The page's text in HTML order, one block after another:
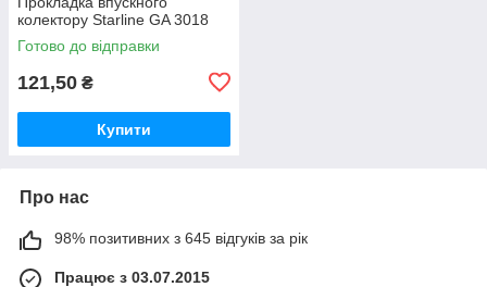
колектору Starline GA 3018
Готово до відправки
121,50 ₴
Купити
Про нас
98% позитивних з 645 відгуків за рік
Працює з 03.07.2015